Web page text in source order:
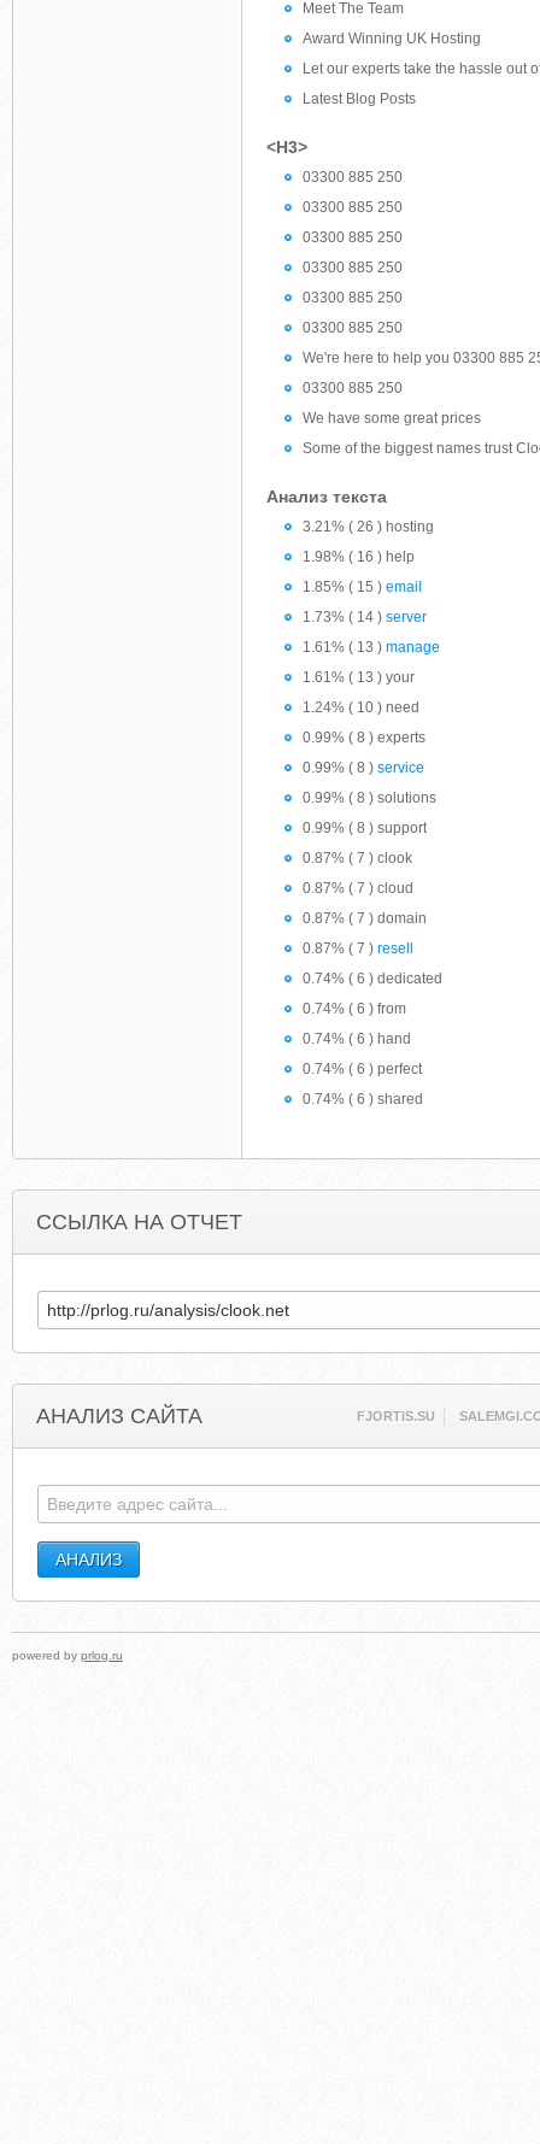
Meet The Team
Award Winning UK Hosting
Let our experts take the hassle out
Latest Blog Posts
<H3>
03300 885 250
03300 885 250
03300 885 250
03300 885 250
03300 885 250
03300 885 250
We're here to help you 03300 885
03300 885 250
We have some great prices
Some of the biggest names trust
Анализ текста
3.21% ( 26 ) hosting
1.98% ( 16 ) help
1.85% ( 15 ) email
1.73% ( 14 ) server
1.61% ( 13 ) manage
1.61% ( 13 ) your
1.24% ( 10 ) need
0.99% ( 8 ) experts
0.99% ( 8 ) service
0.99% ( 8 ) solutions
0.99% ( 8 ) support
0.87% ( 7 ) clook
0.87% ( 7 ) cloud
0.87% ( 7 ) domain
0.87% ( 7 ) resell
0.74% ( 6 ) dedicated
0.74% ( 6 ) from
0.74% ( 6 ) hand
0.74% ( 6 ) perfect
0.74% ( 6 ) shared
ССЫЛКА НА ОТЧЕТ
АНАЛИЗ САЙТА FJORTIS.SU
powered by prlog.ru